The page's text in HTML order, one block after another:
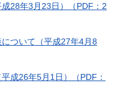
28年3月23日）（PDF：2
ついて（平成27年4月8
成26年5月1日）（PDF：